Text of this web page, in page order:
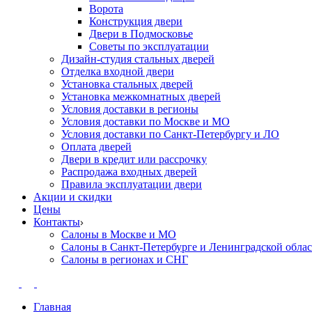
Ворота
Конструкция двери
Двери в Подмосковье
Cоветы по эксплуатации
Дизайн-студия стальных дверей
Отделка входной двери
Установка стальных дверей
Установка межкомнатных дверей
Условия доставки в регионы
Условия доставки по Москве и МО
Условия доставки по Санкт-Петербургу и ЛО
Оплата дверей
Двери в кредит или рассрочку
Распродажа входных дверей
Правила эксплуатации двери
Акции и скидки
Цены
Контакты
Салоны в Москве и МО
Салоны в Санкт-Петербурге и Ленинградской
Салоны в регионах и СНГ
Главная